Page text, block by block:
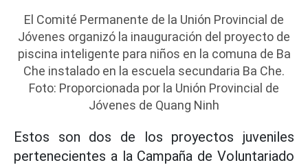
El Comité Permanente de la Unión Provincial de
Jóvenes organizó la inauguración del proyecto de
piscina inteligente para niños en la comuna de Ba
Che instalado en la escuela secundaria Ba Che.
Foto: Proporcionada por la Unión Provincial de
Jóvenes de Quang Ninh
Estos son dos de los proyectos juveniles
pertenecientes a la Campaña de Voluntariado